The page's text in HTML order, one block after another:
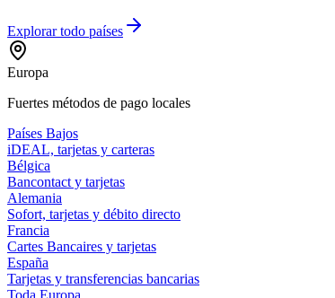
Explorar todo países
Europa
Fuertes métodos de pago locales
Países Bajos
iDEAL, tarjetas y carteras
Bélgica
Bancontact y tarjetas
Alemania
Sofort, tarjetas y débito directo
Francia
Cartes Bancaires y tarjetas
España
Tarjetas y transferencias bancarias
Toda Europa